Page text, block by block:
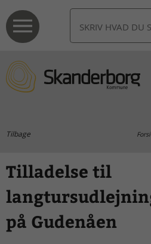
Tilbage
Tilladelse til
på Gudenåen